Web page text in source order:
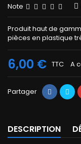
Note
Produit haut de
pièces en plastique
6,00 € TTC A
Partager
DESCRIPTION